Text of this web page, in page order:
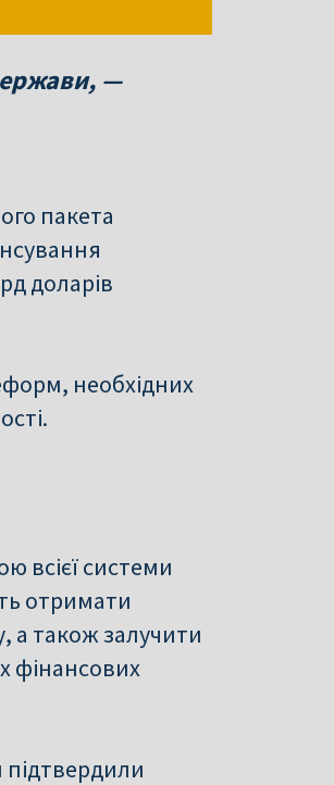
—
пакета
доларів
необхідних
всієї системи
отримати
а також залучити
фінансових